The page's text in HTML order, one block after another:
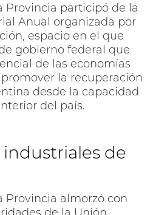
Provincia participó de la
Anual organizada por
espacio en el que
gobierno federal que
de las economías
la recuperación
desde la capacidad
del país.
industriales de
Provincia almorzó con